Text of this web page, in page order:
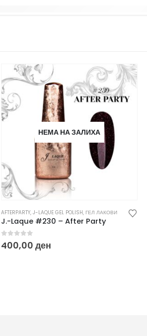
НЕМА НА ЗАЛИХА
AFTERPARTY, J-LAQUE GEL POLISH, ГЕЛ ЛАКОВИ
J.-Laque #230 – After Party
out of 5
400,00 ден